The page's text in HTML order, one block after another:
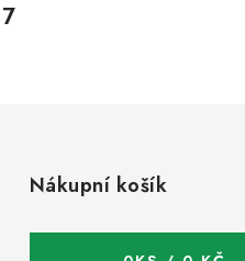
Nákupní košík